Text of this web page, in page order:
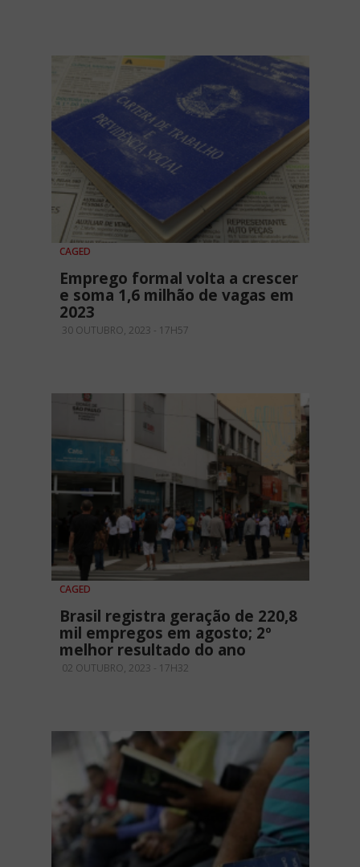
CAGED
Emprego formal volta a crescer
e soma 1,6 milhão de vagas em
2023
30 OUTUBRO, 2023 - 17H57
CAGED
Brasil registra geração de 220,8
mil empregos em agosto; 2º
melhor resultado do ano
02 OUTUBRO, 2023 - 17H32